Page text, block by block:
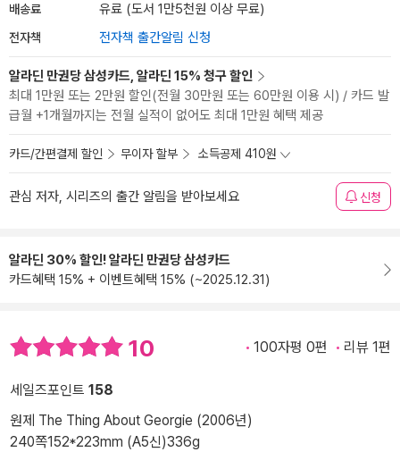
배송료 유료 (도서 1만5천원 이상 무료)
전자책 전자책 출간알림 신청
알라딘 만권당 삼성카드, 알라딘 15% 청구 할인
최대 1만원 또는 2만원 할인(전월 30만원 또는 60만원 이용 시) / 카드 발
급월 +1개월까지는 전월 실적이 없어도 최대 1만원 혜택 제공
카드/간편결제 할인 무이자 할부 소득공제 410원
관심 저자, 시리즈의 출간 알림을 받아보세요 신청
알라딘 30% 할인! 알라딘 만권당 삼성카드
카드혜택 15% + 이벤트혜택 15% (~2025.12.31)
10 100자평 0편 리뷰 1편
세일즈포인트 158
원제 The Thing About Georgie (2006년)
240쪽152*223mm (A5신)336g